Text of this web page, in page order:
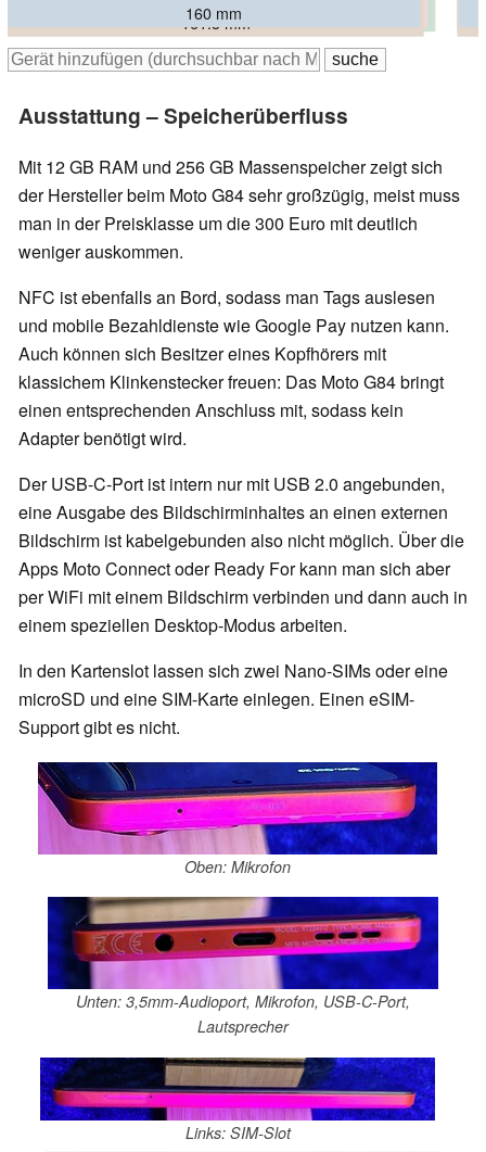
165.88 mm
165.5 mm
162.9 mm
161.3 mm
160 mm
Ausstattung – Speicherüberfluss
Mit 12 GB RAM und 256 GB Massenspeicher zeigt sich
der Hersteller beim Moto G84 sehr großzügig, meist muss
man in der Preisklasse um die 300 Euro mit deutlich
weniger auskommen.
NFC ist ebenfalls an Bord, sodass man Tags auslesen
und mobile Bezahldienste wie Google Pay nutzen kann.
Auch können sich Besitzer eines Kopfhörers mit
klassichem Klinkenstecker freuen: Das Moto G84 bringt
einen entsprechenden Anschluss mit, sodass kein
Adapter benötigt wird.
Der USB-C-Port ist intern nur mit USB 2.0 angebunden,
eine Ausgabe des Bildschirminhaltes an einen externen
Bildschirm ist kabelgebunden also nicht möglich. Über die
Apps Moto Connect oder Ready For kann man sich aber
per WiFi mit einem Bildschirm verbinden und dann auch in
einem speziellen Desktop-Modus arbeiten.
In den Kartenslot lassen sich zwei Nano-SIMs oder eine
microSD und eine SIM-Karte einlegen. Einen eSIM-
Support gibt es nicht.
Oben: Mikrofon
Unten: 3,5mm-Audioport, Mikrofon, USB-C-Port,
Lautsprecher
Links: SIM-Slot